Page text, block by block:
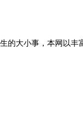
的大小事，本网以